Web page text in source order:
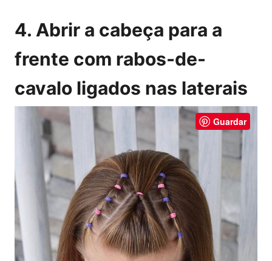
4. Abrir a cabeça para a
frente com rabos-de-
cavalo ligados nas laterais
Guardar